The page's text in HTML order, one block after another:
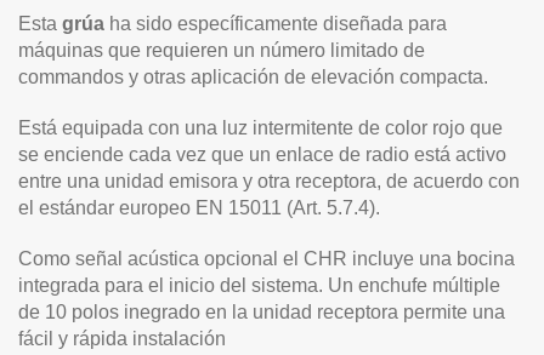
Esta grúa ha sido específicamente diseñada para
máquinas que requieren un número limitado de
commandos y otras aplicación de elevación compacta.
Está equipada con una luz intermitente de color rojo que
se enciende cada vez que un enlace de radio está activo
entre una unidad emisora y otra receptora, de acuerdo con
el estándar europeo EN 15011 (Art. 5.7.4).
Como señal acústica opcional el CHR incluye una bocina
integrada para el inicio del sistema. Un enchufe múltiple
de 10 polos inegrado en la unidad receptora permite una
fácil y rápida instalación